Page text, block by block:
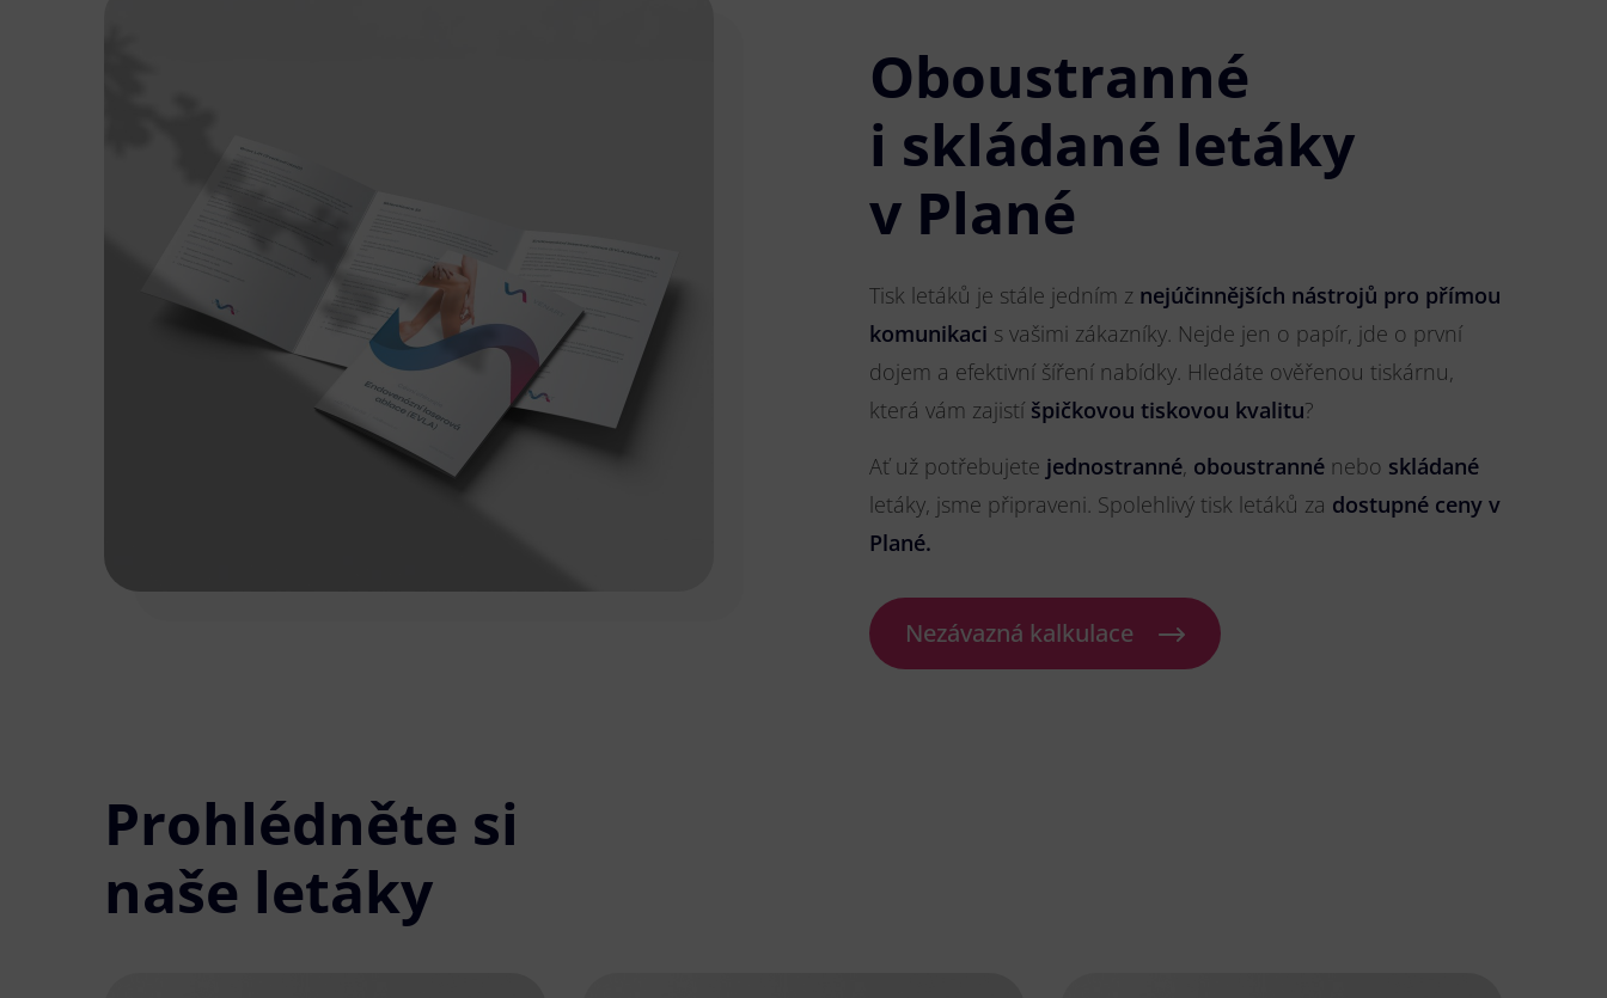
Oboustranné
i skládané letáky
v Plané
Tisk letáků je stále jedním z nejúčinnějších nástrojů pro přímou
komunikaci s vašimi zákazníky. Nejde jen o papír, jde o první
dojem a efektivní šíření nabídky. Hledáte ověřenou tiskárnu,
která vám zajistí špičkovou tiskovou kvalitu?
Ať už potřebujete jednostranné, oboustranné nebo skládané
letáky, jsme připraveni. Spolehlivý tisk letáků za dostupné ceny v
Plané.
Nezávazná kalkulace
Prohlédněte si
naše letáky